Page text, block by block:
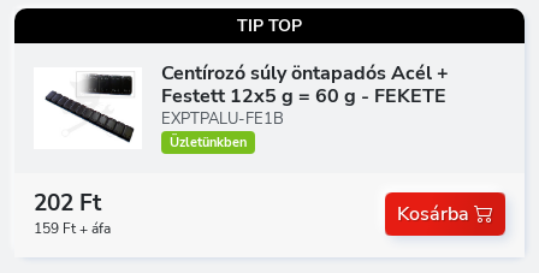
TIP TOP
Centírozó súly öntapadós Acél +
Festett 12x5 g = 60 g - FEKETE
EXPTPALU-FE1B
Üzletünkben
202 Ft
159 Ft + áfa
Kosárba